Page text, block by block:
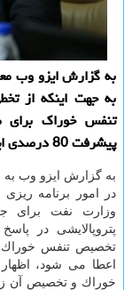
به گزارش ایزو وب
به جهت اینكه از
تنفس خوراك برای
پیشرفت 80 درصدی این مجموعه ها كلید می خورد.
به گزارش ایزو وب به
در امور برنامه
وزارت نفت برای
پتروپالایشی در
تخصیص تنفس خوراك
اعطا می شود،
خوراك و تخصیص آن